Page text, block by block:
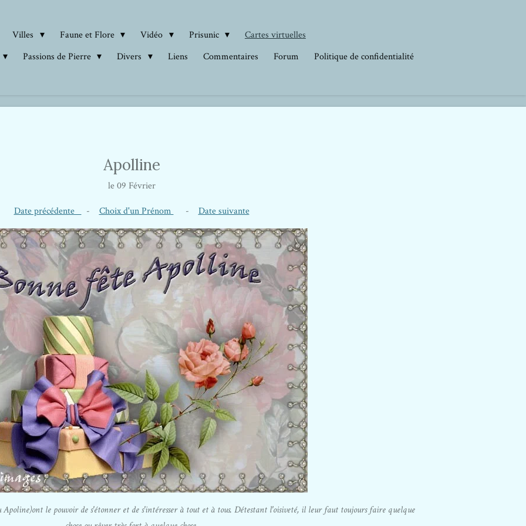
Villes Faune et Flore Vidéo Prisunic
Cartes virtuelles
Passions de Pierre Divers Liens Commentaires Forum
Politique de confidentialité
Apolline
le 09 Février
Date précédente - Choix d'un Prénom - Date suivante
le pouvoir de s'étonner et de s'intéresser à tout et à tous. Détestant l'oisiveté, il leur faut toujours faire quelque